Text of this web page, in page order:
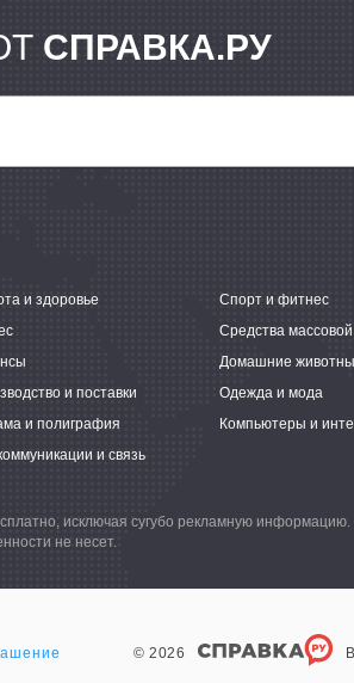
СПРАВКА.РУ
и здоровье
Спорт и фитнес
Средства
Домашние
и поставки
Одежда и мода
и полиграфия
Компьютеры и
и связь
исключая сугубо рекламную информацию.
не несет.
© 2026